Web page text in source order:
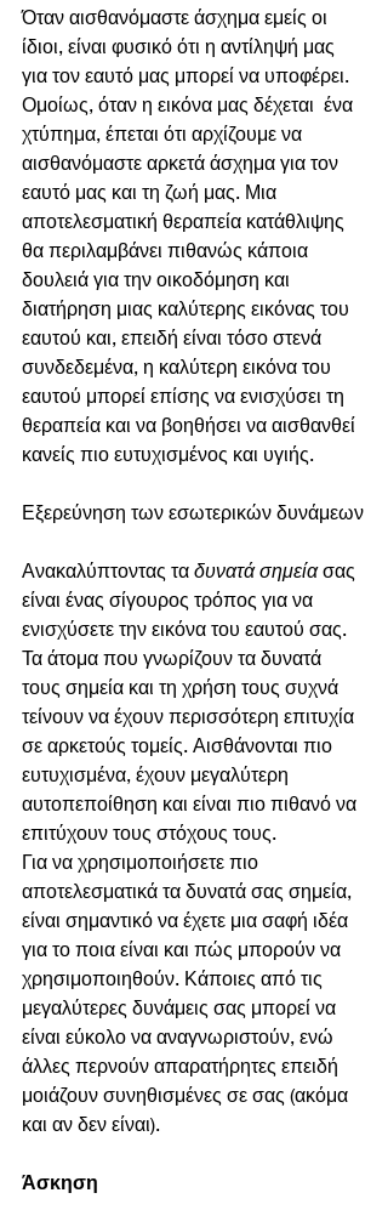
Όταν αισθανόμαστε άσχημα εμείς οι
ίδιοι, είναι φυσικό ότι η αντίληψή μας
για τον εαυτό μας μπορεί να υποφέρει.
Ομοίως, όταν η εικόνα μας δέχεται  ένα
χτύπημα, έπεται ότι αρχίζουμε να
αισθανόμαστε αρκετά άσχημα για τον
εαυτό μας και τη ζωή μας. Μια
αποτελεσματική θεραπεία κατάθλιψης
θα περιλαμβάνει πιθανώς κάποια
δουλειά για την οικοδόμηση και
διατήρηση μιας καλύτερης εικόνας του
εαυτού και, επειδή είναι τόσο στενά
συνδεδεμένα, η καλύτερη εικόνα του
εαυτού μπορεί επίσης να ενισχύσει τη
θεραπεία και να βοηθήσει να αισθανθεί
κανείς πιο ευτυχισμένος και υγιής.
Εξερεύνηση των εσωτερικών δυνάμεων
Ανακαλύπτοντας τα δυνατά σημεία σας
είναι ένας σίγουρος τρόπος για να
ενισχύσετε την εικόνα του εαυτού σας.
Τα άτομα που γνωρίζουν τα δυνατά
τους σημεία και τη χρήση τους συχνά
τείνουν να έχουν περισσότερη επιτυχία
σε αρκετούς τομείς. Αισθάνονται πιο
ευτυχισμένα, έχουν μεγαλύτερη
αυτοπεποίθηση και είναι πιο πιθανό να
επιτύχουν τους στόχους τους.
Για να χρησιμοποιήσετε πιο
αποτελεσματικά τα δυνατά σας σημεία,
είναι σημαντικό να έχετε μια σαφή ιδέα
για το ποια είναι και πώς μπορούν να
χρησιμοποιηθούν. Κάποιες από τις
μεγαλύτερες δυνάμεις σας μπορεί να
είναι εύκολο να αναγνωριστούν, ενώ
άλλες περνούν απαρατήρητες επειδή
μοιάζουν συνηθισμένες σε σας (ακόμα
και αν δεν είναι).
Άσκηση